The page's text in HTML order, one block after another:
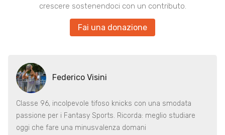
crescere sostenendoci con un contributo.
Fai una donazione
Federico Visini
Classe 96, incolpevole tifoso knicks con una smodata
passione per i Fantasy Sports. Ricorda: meglio studiare
oggi che fare una minusvalenza domani